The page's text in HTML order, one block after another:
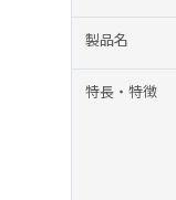
製品名
特長・特徴